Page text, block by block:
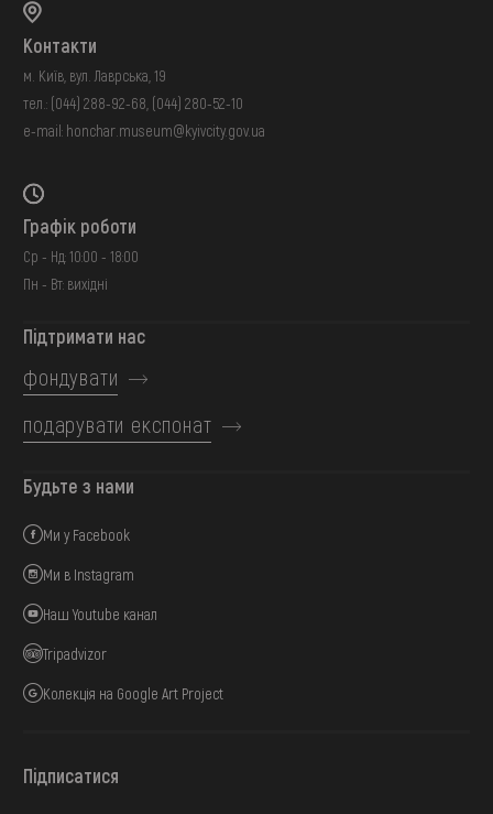
Контакти
м. Київ, вул. Лаврська, 19
тел.: (044) 288-92-68 (044) 280-52-10
e-mail: honchar.museum@kyivcity.gov.ua
Графік роботи
Ср - Нд: 10:00 - 18:00
Пн - Вт: вихідні
Підтримати нас
фондувати
подарувати експонат
Будьте з нами
Ми у Facebook
Ми в Instagram
Наш Youtube канал
Tripadvizor
Колекція на Google Art Project
Підписатися